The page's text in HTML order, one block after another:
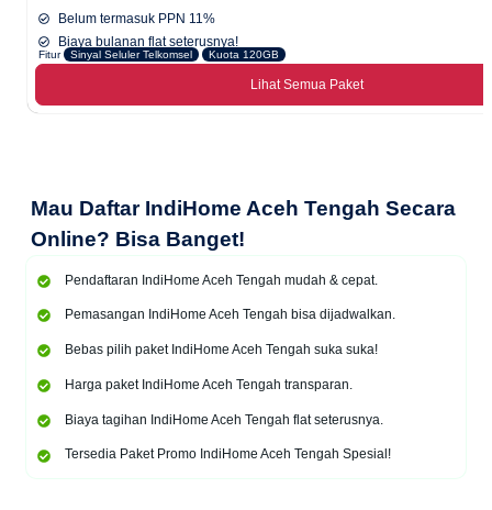
Belum termasuk PPN 11%
Biaya bulanan flat seterusnya!
Fitur Sinyal Seluler Telkomsel Kuota 120GB
Lihat Semua Paket
Mau Daftar IndiHome Aceh Tengah Secara
Online? Bisa Banget!
Pendaftaran IndiHome Aceh Tengah mudah & cepat.
Pemasangan IndiHome Aceh Tengah bisa dijadwalkan.
Bebas pilih paket IndiHome Aceh Tengah suka suka!
Harga paket IndiHome Aceh Tengah transparan.
Biaya tagihan IndiHome Aceh Tengah flat seterusnya.
Tersedia Paket Promo IndiHome Aceh Tengah Spesial!